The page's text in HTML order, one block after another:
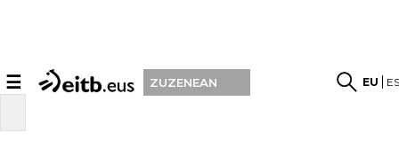
☰ ZUZENEAN EU